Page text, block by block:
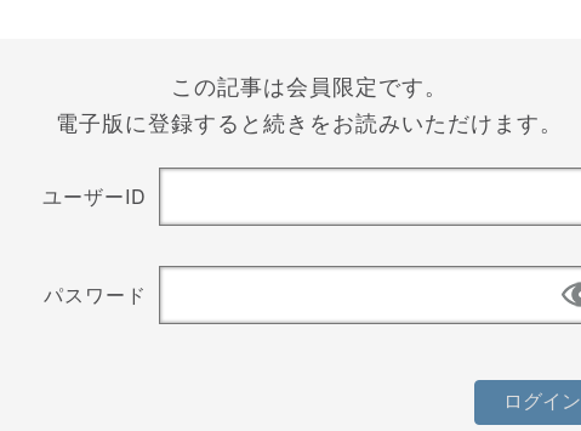
この記事は会員限定です。
電子版に登録すると続きをお読みいただけます。
ユーザーID
パスワード